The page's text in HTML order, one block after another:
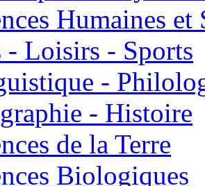
Humaines et
- Loisirs - Sports
-
- Histoire
de la Terre
Biologiques